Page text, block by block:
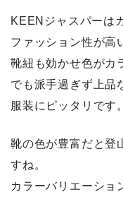
KEENジャスパーは
ファッション性が高
靴紐も効かせ色がカ
でも派手過ぎず上品
服装にピッタリです。
靴の色が豊富だと登
すね。
カラーバリエーショ